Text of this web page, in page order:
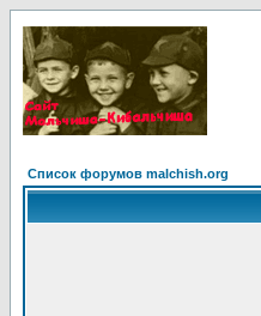
Список форумов malchish.org